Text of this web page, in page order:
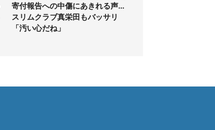
寄付報告への中傷にあきれる声...
スリムクラブ真栄田もバッサリ
「汚い心だね」